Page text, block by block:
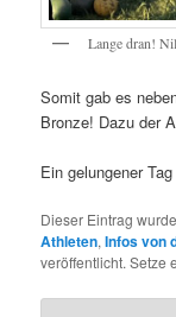
Lange dran!
Somit gab es
Bronze! Dazu der
Ein gelungener
Dieser Eintrag
Athleten,Infos von
veröffentlicht. Setze